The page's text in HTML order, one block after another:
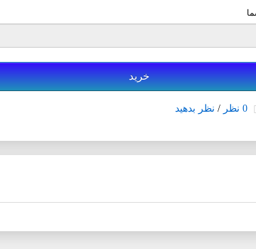
خرید
0 نظر / نظر بدهید